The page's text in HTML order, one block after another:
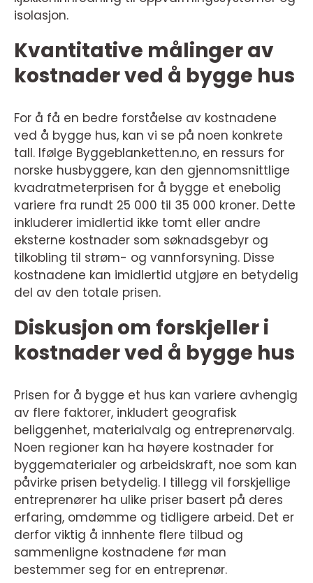
isolasjon.
Kvantitative målinger av
kostnader ved å bygge hus
For å få en bedre forståelse av kostnadene
ved å bygge hus, kan vi se på noen konkrete
tall. Ifølge Byggeblanketten.no, en ressurs for
norske husbyggere, kan den gjennomsnittlige
kvadratmeterprisen for å bygge et enebolig
variere fra rundt 25 000 til 35 000 kroner. Dette
inkluderer imidlertid ikke tomt eller andre
eksterne kostnader som søknadsgebyr og
tilkobling til strøm- og vannforsyning. Disse
kostnadene kan imidlertid utgjøre en betydelig
del av den totale prisen.
Diskusjon om forskjeller i
kostnader ved å bygge hus
Prisen for å bygge et hus kan variere avhengig
av flere faktorer, inkludert geografisk
beliggenhet, materialvalg og entreprenørvalg.
Noen regioner kan ha høyere kostnader for
byggematerialer og arbeidskraft, noe som kan
påvirke prisen betydelig. I tillegg vil forskjellige
entreprenører ha ulike priser basert på deres
erfaring, omdømme og tidligere arbeid. Det er
derfor viktig å innhente flere tilbud og
sammenligne kostnadene før man
bestemmer seg for en entreprenør.